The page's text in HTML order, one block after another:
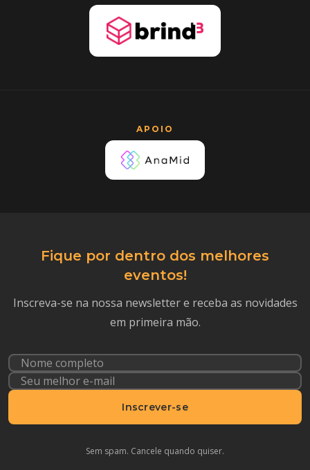
APOIO
Fique por dentro dos melhores
eventos!
Inscreva-se na nossa newsletter e receba as novidades
em primeira mão.
Inscrever-se
Sem spam. Cancele quando quiser.